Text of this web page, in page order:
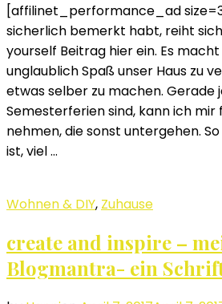
[affilinet_performance_ad
sicherlich bemerkt habt, reiht
yourself Beitrag hier ein. Es
unglaublich Spaß unser Haus zu
etwas selber zu machen. Gerade
Semesterferien sind, kann ich mir
nehmen, die sonst untergehen.
ist, viel …
Wohnen & DIY, Zuhause
create and inspire –
Blogmantra- ein